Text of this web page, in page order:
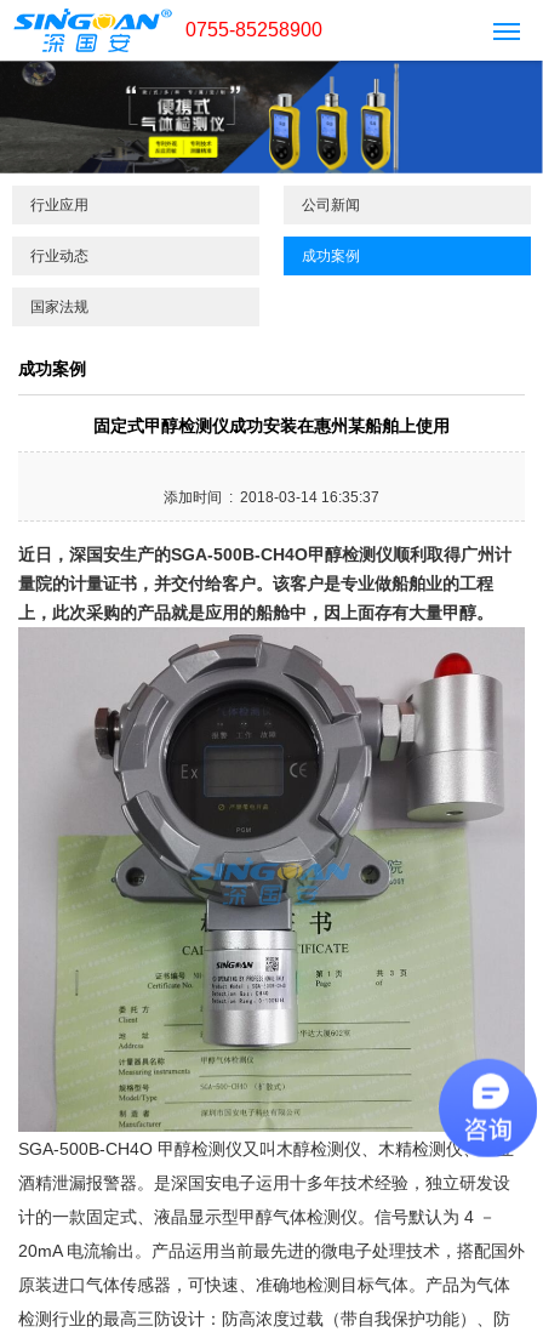
0755-85258900
行业应用 公司新闻
行业动态 成功案例
国家法规
成功案例
固定式甲醇检测仪成功安装在惠州某船舶上使用
添加时间 : 2018-03-14 16:35:37
近日，深国安生产的SGA-500B-CH4O甲醇检测仪顺利取得广州计
量院的计量证书，并交付给客户。该客户是专业做船舶业的工程
上，此次采购的产品就是应用的船舱中，因上面存有大量甲醇。
SGA-500B-CH4O 甲醇检测仪又叫木醇检测仪、木精检测仪、工业
酒精泄漏报警器。是深国安电子运用十多年技术经验，独立研发设
计的一款固定式、液晶显示型甲醇气体检测仪。信号默认为 4 －
20mA 电流输出。产品运用当前最先进的微电子处理技术，搭配国外
原装进口气体传感器，可快速、准确地检测目标气体。产品为气体
检测行业的最高三防设计：防高浓度过载（带自我保护功能）、防